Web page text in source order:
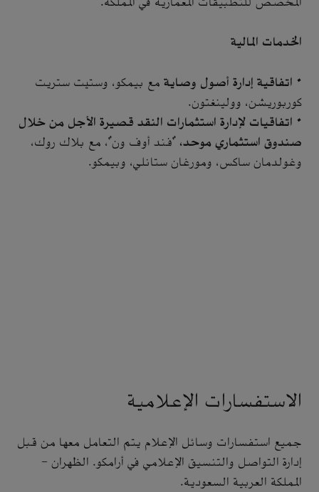
الخدمات المالية
• اتفاقية إدارة أصول وصاية مع بيمكو، وستيت ستريت
كوربوريشن، وولينغتون.
• اتفاقيات لإدارة استثمارات النقد قصيرة الأجل من خلال
صندوق استثماري موحد، "فند أوف ون"، مع بلاك روك،
وغولدمان ساكس، ومورغان ستانلي، وبيمكو.
الاستفسارات الإعلامية
جميع استفسارات وسائل الإعلام يتم التعامل معها من قبل
إدارة التواصل والتنسيق الإعلامي في أرامكو. الظهران -
المملكة العربية السعودية.